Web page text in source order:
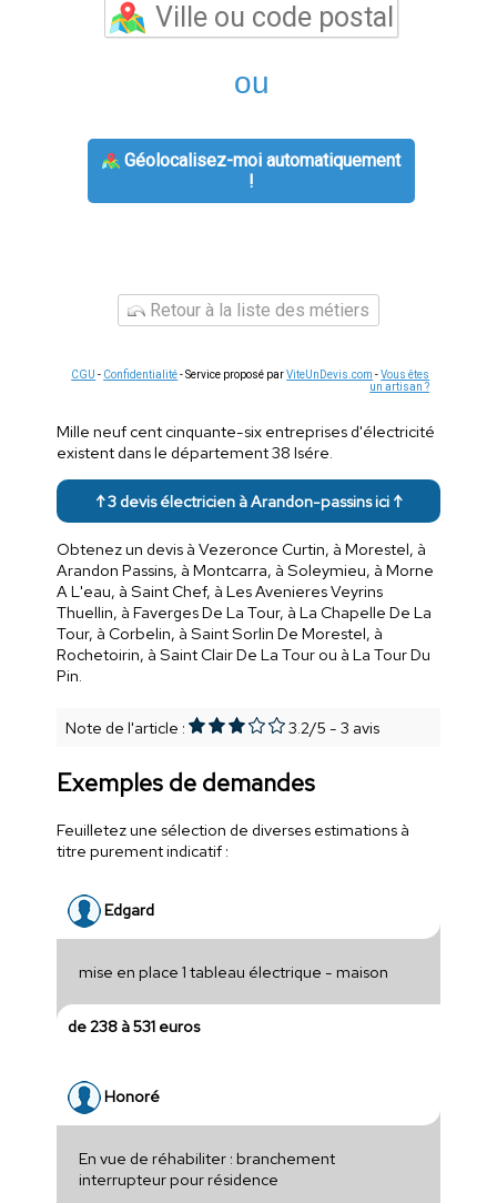
ou
Géolocalisez-moi automatiquement
!
Retour à la liste des métiers
CGU - Confidentialité- Service proposé parViteUnDevis.com -Vous êtes
un artisan ?
Mille neuf cent cinquante-six entreprises d'électricité
existent dans le département 38 Isére.
↑ 3 devis électricien à Arandon-passins ici ↑
Obtenez un devis à Vezeronce Curtin, à Morestel, à
Arandon Passins, à Montcarra, à Soleymieu, à Morne
A L'eau, à Saint Chef, à Les Avenieres Veyrins
Thuellin, à Faverges De La Tour, à La Chapelle De La
Tour, à Corbelin, à Saint Sorlin De Morestel, à
Rochetoirin, à Saint Clair De La Tour ou à La Tour Du
Pin.
Note de l'article : 3.2/5 - 3 avis
Exemples de demandes
Feuilletez une sélection de diverses estimations à
titre purement indicatif :
Edgard
mise en place 1 tableau électrique - maison
de 238 à 531 euros
Honoré
En vue de réhabiliter : branchement
interrupteur pour résidence